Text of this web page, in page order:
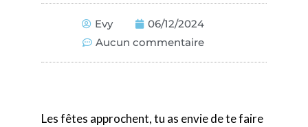
Evy
06/12/2024
Aucun commentaire
Les fêtes approchent, tu as envie de te faire